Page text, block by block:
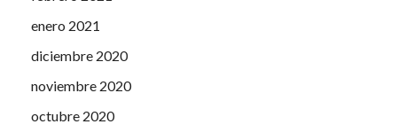
enero 2021
diciembre 2020
noviembre 2020
octubre 2020